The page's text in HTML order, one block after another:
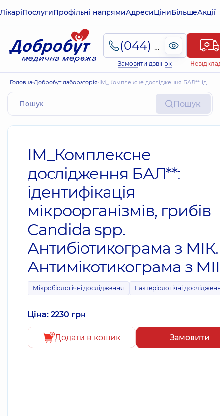
ЛікаріПослугиПрофільні напрямиАдресиЦіниБільшеАкції
(044) 495-2-888
Замовити дзвінок
Головна Добробут лабораторія ІМ_Комплексне дослідження БАЛ**: ідентифікація мікроорганізмів, грибів Candida spp. Антибіотикограма з МІК. Антимікотикограма з МІК.
Пошук
ІМ_Комплексне
дослідження БАЛ**:
ідентифікація
мікроорганізмів, грибів
Candida spp.
Антибіотикограма з МІК.
Антимікотикограма з
Мікробіологічні дослідження Бактеріологічні
Ціна: 2230 грн
Додати в кошик Замовити